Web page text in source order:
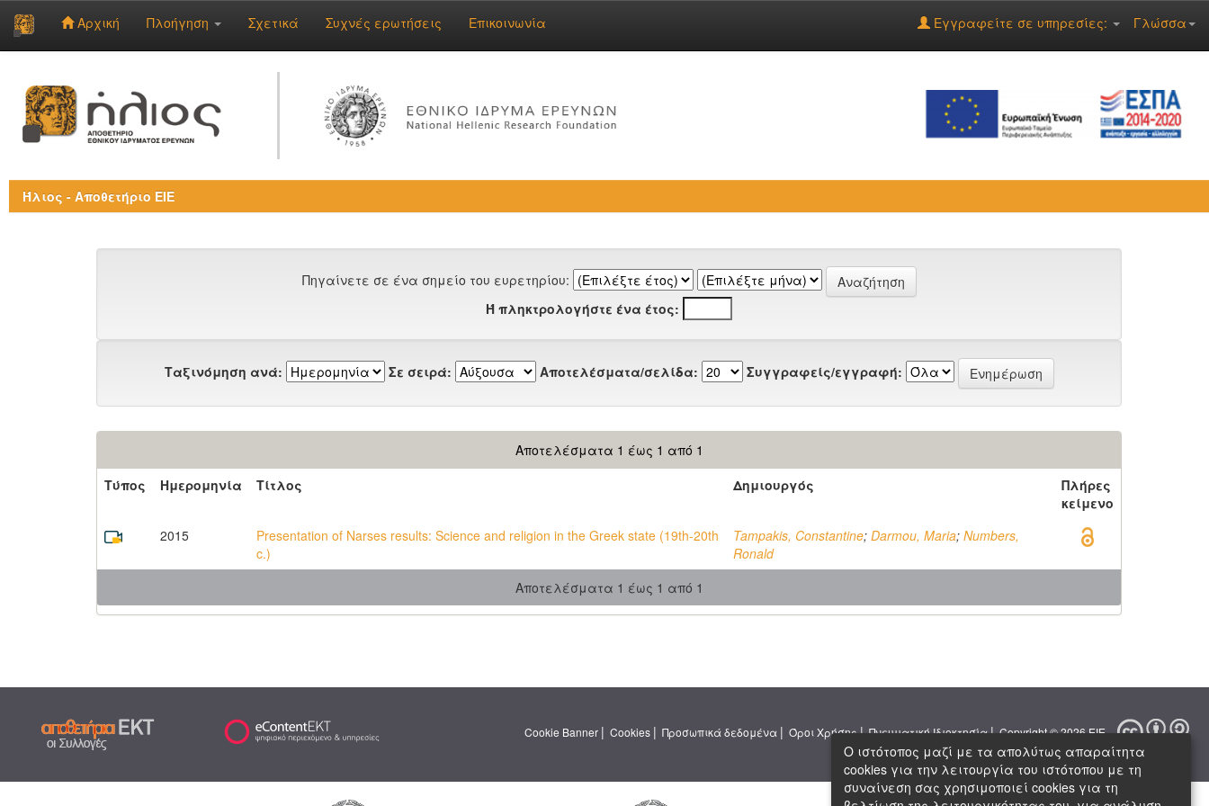
navigation
Αρχική Πλοήγηση Σχετικά Συχνές ερωτήσεις Επικοινωνία Γλώσσα
Εγγραφείτε σε υπηρεσίες:
Ήλιος - Αποθετήριο ΕΙΕ
Πηγαίνετε σε ένα σημείο του ευρετηρίου:
Ή πληκτρολογήστε ένα έτος:
Ταξινόμηση ανά: Σε σειρά: Αποτελέσματα/σελίδα: Συγγραφείς/εγγραφή:
Αποτελέσματα 1 έως 1 από 1
Τύπος
Ημερομηνία Τίτλος Δημιουργός
Πλήρες
κείμενο
2015
Presentation of Narses results: Science and religion in the Greek state (19th-20th
c.)
Tampakis, Constantine; Darmou, Maria; Numbers,
Ronald
Αποτελέσματα 1 έως 1 από 1
Cookie Banner | Cookies | Προσωπικά δεδομένα | Όροι Χρήσης| Πνευματική Ιδιοκτησία| Copyright © 2026 ΕΙΕ
Ο ιστότοπος μαζί με τα απολύτως απαραίτητα
cookies για την λειτουργία του ιστότοπου με τη
συναίνεση σας χρησιμοποιεί cookies για τη